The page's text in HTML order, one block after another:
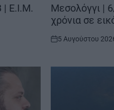
| Ε.Ι.Μ.
INΜεσολόγγι |
χρόνια σε
on
5 Αυγούστου